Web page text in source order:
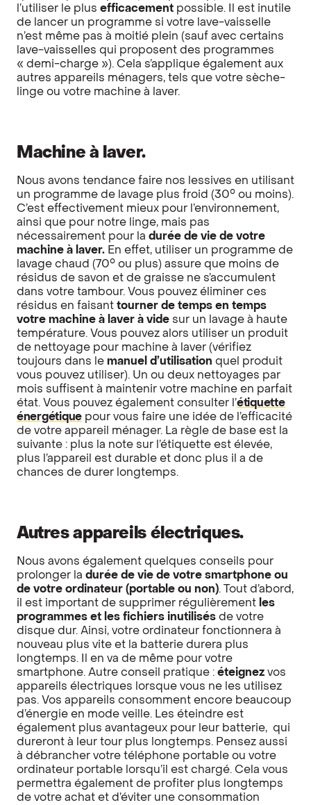
l’utiliser le plus efficacement possible. Il est inutile
de lancer un programme si votre lave-vaisselle
n’est même pas à moitié plein (sauf avec certains
lave-vaisselles qui proposent des programmes
« demi-charge »). Cela s’applique également aux
autres appareils ménagers, tels que votre sèche-
linge ou votre machine à laver.
Machine à laver.
Nous avons tendance faire nos lessives en utilisant
un programme de lavage plus froid (30° ou moins).
C’est effectivement mieux pour l’environnement,
ainsi que pour notre linge, mais pas
nécessairement pour la durée de vie de votre
machine à laver. En effet, utiliser un programme de
lavage chaud (70° ou plus) assure que moins de
résidus de savon et de graisse ne s’accumulent
dans votre tambour. Vous pouvez éliminer ces
résidus en faisant tourner de temps en temps
votre machine à laver à vide sur un lavage à haute
température. Vous pouvez alors utiliser un produit
de nettoyage pour machine à laver (vérifiez
toujours dans le manuel d’utilisation quel produit
vous pouvez utiliser). Un ou deux nettoyages par
mois suffisent à maintenir votre machine en parfait
état. Vous pouvez également consulter l’étiquette
énergétique pour vous faire une idée de l’efficacité
de votre appareil ménager. La règle de base est la
suivante : plus la note sur l’étiquette est élevée,
plus l’appareil est durable et donc plus il a de
chances de durer longtemps.
Autres appareils électriques.
Nous avons également quelques conseils pour
prolonger la durée de vie de votre smartphone ou
de votre ordinateur (portable ou non). Tout d’abord,
il est important de supprimer régulièrement les
programmes et les fichiers inutilisés de votre
disque dur. Ainsi, votre ordinateur fonctionnera à
nouveau plus vite et la batterie durera plus
longtemps. Il en va de même pour votre
smartphone. Autre conseil pratique : éteignez vos
appareils électriques lorsque vous ne les utilisez
pas. Vos appareils consomment encore beaucoup
d’énergie en mode veille. Les éteindre est
également plus avantageux pour leur batterie, qui
dureront à leur tour plus longtemps. Pensez aussi
à débrancher votre téléphone portable ou votre
ordinateur portable lorsqu’il est chargé. Cela vous
permettra également de profiter plus longtemps
de votre achat et d’éviter une consommation